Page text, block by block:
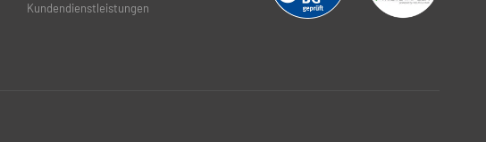
Kundendienstleistungen